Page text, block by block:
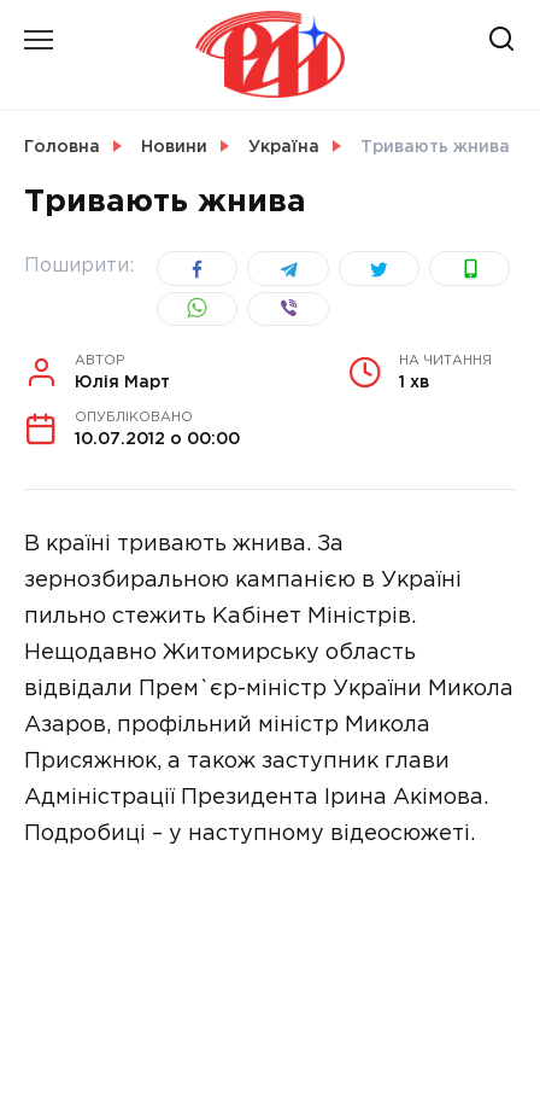
СВІТ
УКРАЇНА
Головна Новини Україна Тривають жнива
Тривають жнива
Поширити:
АВТОР
Юлія Март
НА ЧИТАННЯ
1 хв
ОПУБЛІКОВАНО
10.07.2012 о 00:00
В країні тривають жнива. За
зернозбиральною кампанією в Україні
пильно стежить Кабінет Міністрів.
Нещодавно Житомирську область
відвідали Прем`єр-міністр України Микола
Азаров, профільний міністр Микола
Присяжнюк, а також заступник глави
Адміністрації Президента Ірина Акімова.
Подробиці – у наступному відеосюжеті.